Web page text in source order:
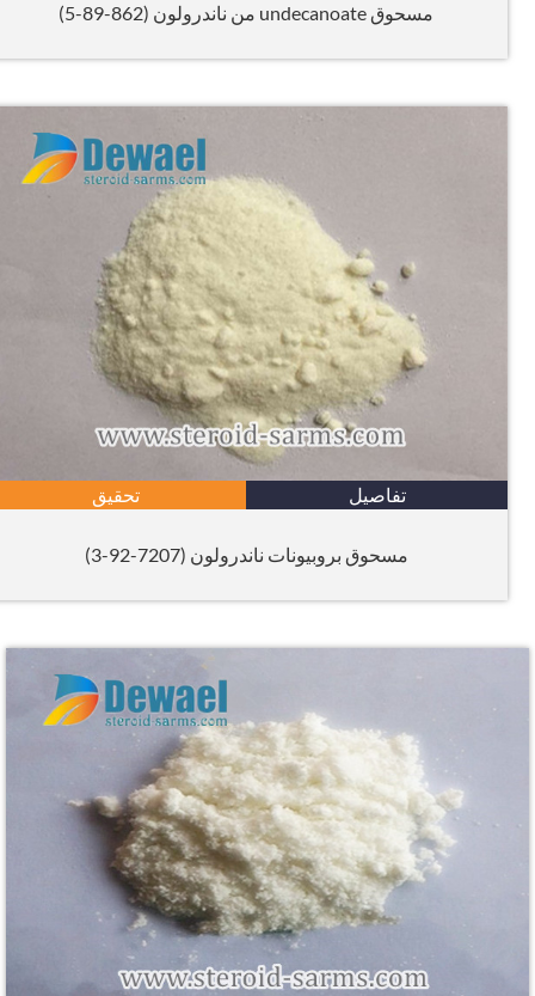
مسحوق undecanoate من ناندرولون (862-89-5)
تفاصيل تحقيق
مسحوق بروبيونات ناندرولون (7207-92-3)